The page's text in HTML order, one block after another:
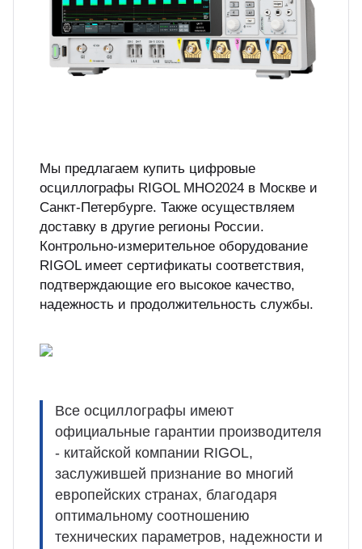
Мы предлагаем купить цифровые
осциллографы RIGOL MHO2024 в Москве и
Санкт-Петербурге. Также осуществляем
доставку в другие регионы России.
Контрольно-измерительное оборудование
RIGOL имеет сертификаты соответствия,
подтверждающие его высокое качество,
надежность и продолжительность службы.
Все осциллографы имеют
официальные гарантии производителя
- китайской компании RIGOL,
заслужившей признание во многий
европейских странах, благодаря
оптимальному соотношению
технических параметров, надежности и